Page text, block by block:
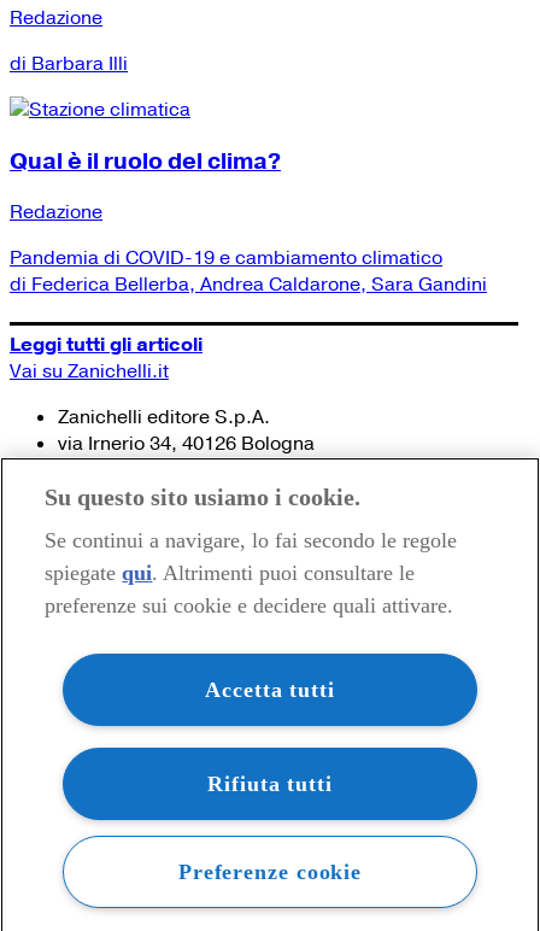
Redazione
di Barbara Illi
Qual è il ruolo del clima?
Redazione
Pandemia di COVID-19 e cambiamento climatico
di Federica Bellerba, Andrea Caldarone, Sara Gandini
Leggi tutti gli articoli
Vai su Zanichelli.it
Zanichelli editore S.p.A.
via Irnerio 34, 40126 Bologna
Tel. 051- 293.111 / 245.024
© 2020 Zanichelli Editore spa
Contatti e recapiti
my.zanichelli.it
Filiali e agenzie
Acquisti: informazioni precontrattuali
Area stampa
Privacy
Su questo sito usiamo i cookie.
Se continui a navigare, lo fai secondo le regole
spiegate qui. Altrimenti puoi consultare le
preferenze sui cookie e decidere quali attivare.
Accetta tutti
Rifiuta tutti
Preferenze cookie